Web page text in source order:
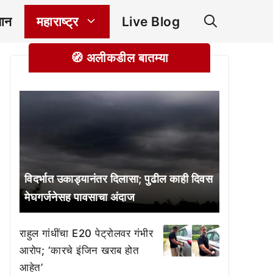
महाराष्ट्र Live Blog
🧭 अलीकडील बातम्या
विदर्भात उकाड्यानंतर दिलासा; पुढील काही दिवस
मेघगर्जनेसह पावसाचा अंदाज
राहुल गांधींचा E20 पेट्रोलवर गंभीर
आरोप; ‘कारचे इंजिन खराब होत
आहेत’